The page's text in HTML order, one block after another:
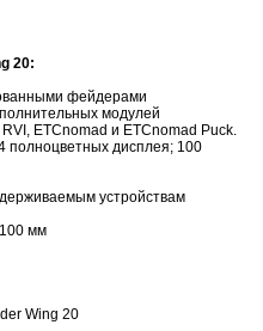
20:
фейдерами
модулей
ETCnomad и ETCnomad Puck.
полноцветных дисплея; 100
устройствам
мм
Wing 20